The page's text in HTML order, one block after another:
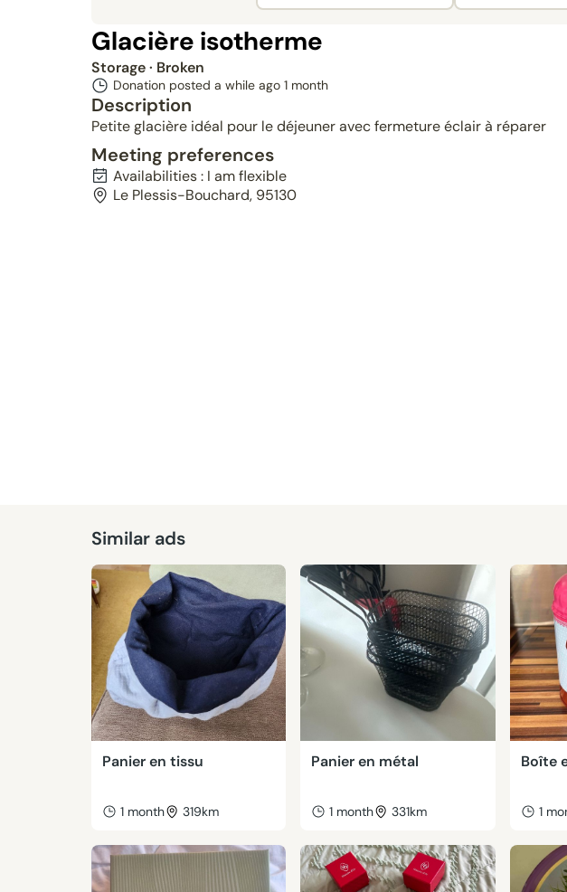
Glacière isotherme
Storage· Broken
Donation posted a while ago 1 month
Description
Petite glacière idéal pour le déjeuner avec fermeture éclair à réparer
Meeting preferences
Availabilities : I am flexible
Le Plessis-Bouchard, 95130
Similar ads
Panier en tissu
1 month 319km
Panier en métal
1 month 331km
Boîte
1